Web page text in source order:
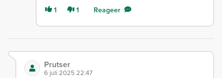
1 1 Reageer
Prutser
6 juli 2025 22:47